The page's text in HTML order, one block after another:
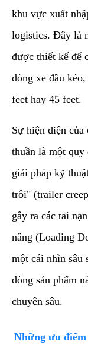
khu vực xuất
logistics. Đây là
được thiết kế để
dòng xe đầu
feet hay 45 feet.
​Sự hiện diện của
thuần là một quy
giải pháp kỹ
trôi" (trailer
gây ra các tai
nâng (Loading
một cái nhìn sâu
dòng sản phẩm
chuyên sâu.
​Những ưu